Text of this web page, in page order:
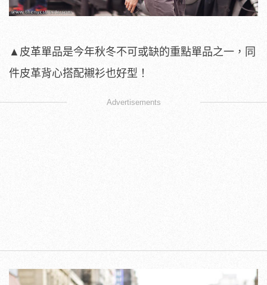
▲皮革單品是今年秋冬不可或缺的重點單品之一，同
件皮革背心搭配襯衫也好型！
Advertisements